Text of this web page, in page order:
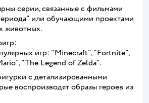
серии, связанные с фильмами
или обучающими проектами
животных.
игр: "Minecraft", "Fortnite",
"The Legend of Zelda".
с детализированными
воспроизводят образы героев из